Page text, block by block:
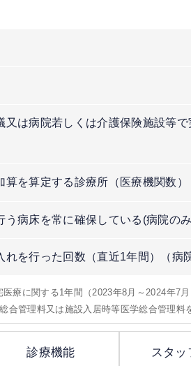
は病院若しくは介護保険施設等
を算定する診療所（医療機関数）
病床を常に確保している(病院の
を行った回数（直近1年間）（病
療に関する1年間（2023年8月～2024年7
管理料又は施設入居時等医学総合管理料
診療機能 スタッ